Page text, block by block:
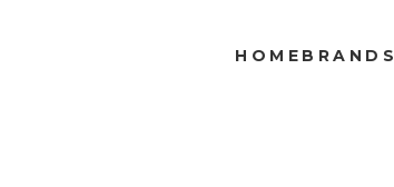
HOME BRANDS